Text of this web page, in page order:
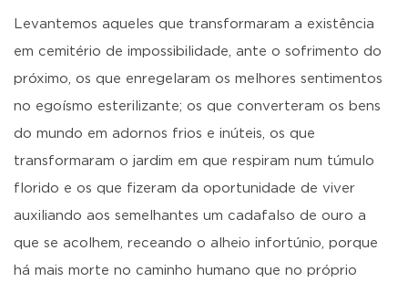
Levantemos aqueles que transformaram a existência
em cemitério de impossibilidade, ante o sofrimento do
próximo, os que enregelaram os melhores sentimentos
no egoísmo esterilizante; os que converteram os bens
do mundo em adornos frios e inúteis, os que
transformaram o jardim em que respiram num túmulo
florido e os que fizeram da oportunidade de viver
auxiliando aos semelhantes um cadafalso de ouro a
que se acolhem, receando o alheio infortúnio, porque
há mais morte no caminho humano que no próprio